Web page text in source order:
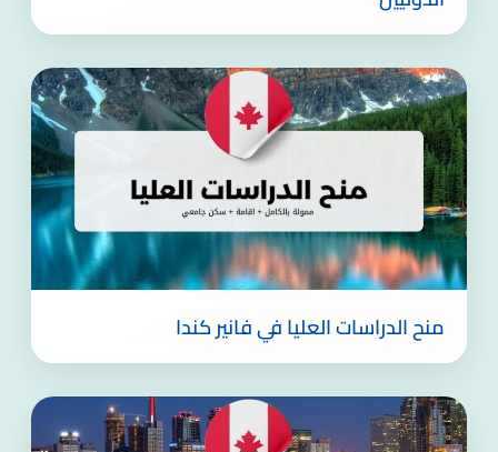
منح الدراسات العليا في فانير كندا